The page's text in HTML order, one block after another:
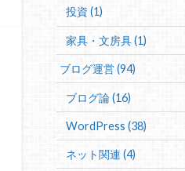
投資 (1)
家具・文房具 (1)
ブログ運営 (94)
ブログ論 (16)
WordPress (38)
ネット関連 (4)